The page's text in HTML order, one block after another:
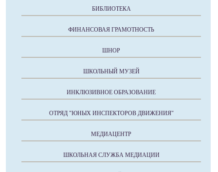
БИБЛИОТЕКА
ФИНАНСОВАЯ ГРАМОТНОСТЬ
ШНОР
ШКОЛЬНЫЙ МУЗЕЙ
ИНКЛЮЗИВНОЕ ОБРАЗОВАНИЕ
ОТРЯД "ЮНЫХ ИНСПЕКТОРОВ ДВИЖЕНИЯ"
МЕДИАЦЕНТР
ШКОЛЬНАЯ СЛУЖБА МЕДИАЦИИ